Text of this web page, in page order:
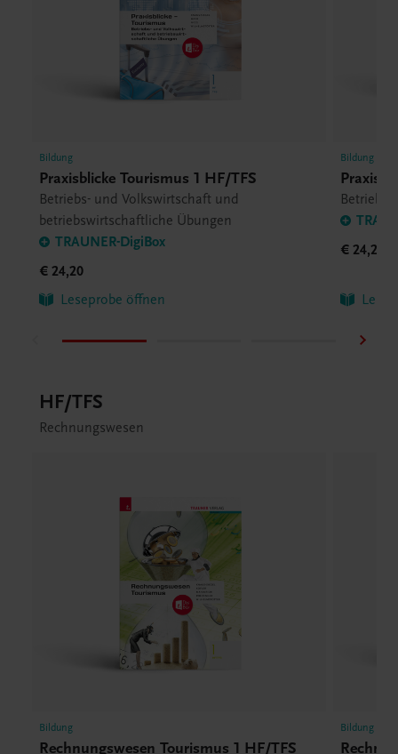
Bildung
Praxisblicke Tourismus 1 HF/TFS
Betriebs- und Volkswirtschaft und
betriebswirtschaftliche Übungen
TRAUNER-DigiBox
€ 24,20
Leseprobe öffnen
Bildung
€ 24,20
HF/TFS
Rechnungswesen
Bildung
Rechnungswesen Tourismus 1 HF/TFS
Bildung